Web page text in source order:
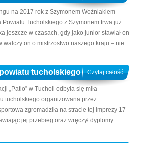
na 2017 rok z Szymonem Woźniakiem –
Tucholskiego z Szymonem trwa już
jeszcze w czasach, gdy jako junior stawiał on
walczy on o mistrzostwo naszego kraju – nie
tucholskiego Czytaj całość
„Patio” w Tucholi odbyła się miła
tucholskiego organizowana przez
zgromadziła na stracie tej imprezy 17-
jej przebieg oraz wręczył dyplomy